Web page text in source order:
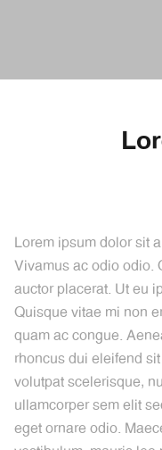
Lor
Lorem ipsum dolor sit
Vivamus ac odio odio.
auctor placerat. Ut eu
Quisque vitae mi non
quam ac congue.
rhoncus dui eleifend
volutpat scelerisque,
ullamcorper sem elit
eget ornare odio.